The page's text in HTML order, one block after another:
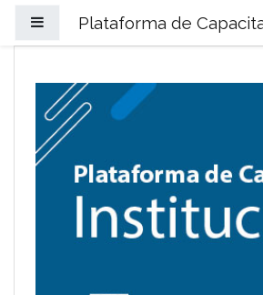
Panel lateral
Plataforma de